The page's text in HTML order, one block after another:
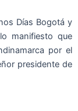
Días Bogotá y
manifiesto que
por el
presidente de